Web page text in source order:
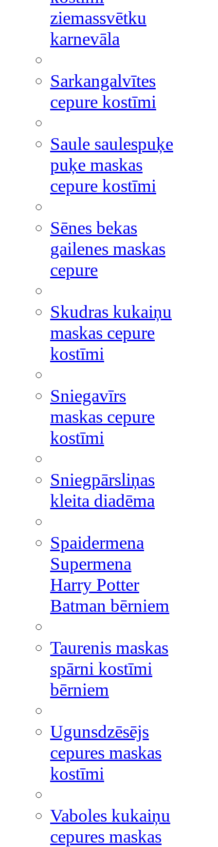
ziemassvētku
karnevāla
Sarkangalvītes
cepure kostīmi
Saule saulespuķe
puķe maskas
cepure kostīmi
Sēnes bekas
gailenes maskas
cepure
Skudras kukaiņu
maskas cepure
kostīmi
Sniegavīrs
maskas cepure
kostīmi
Sniegpārsliņas
kleita diadēma
Spaidermena
Supermena
Harry Potter
Batman bērniem
Taurenis maskas
spārni kostīmi
bērniem
Ugunsdzēsējs
cepures maskas
kostīmi
Vaboles kukaiņu
cepures maskas